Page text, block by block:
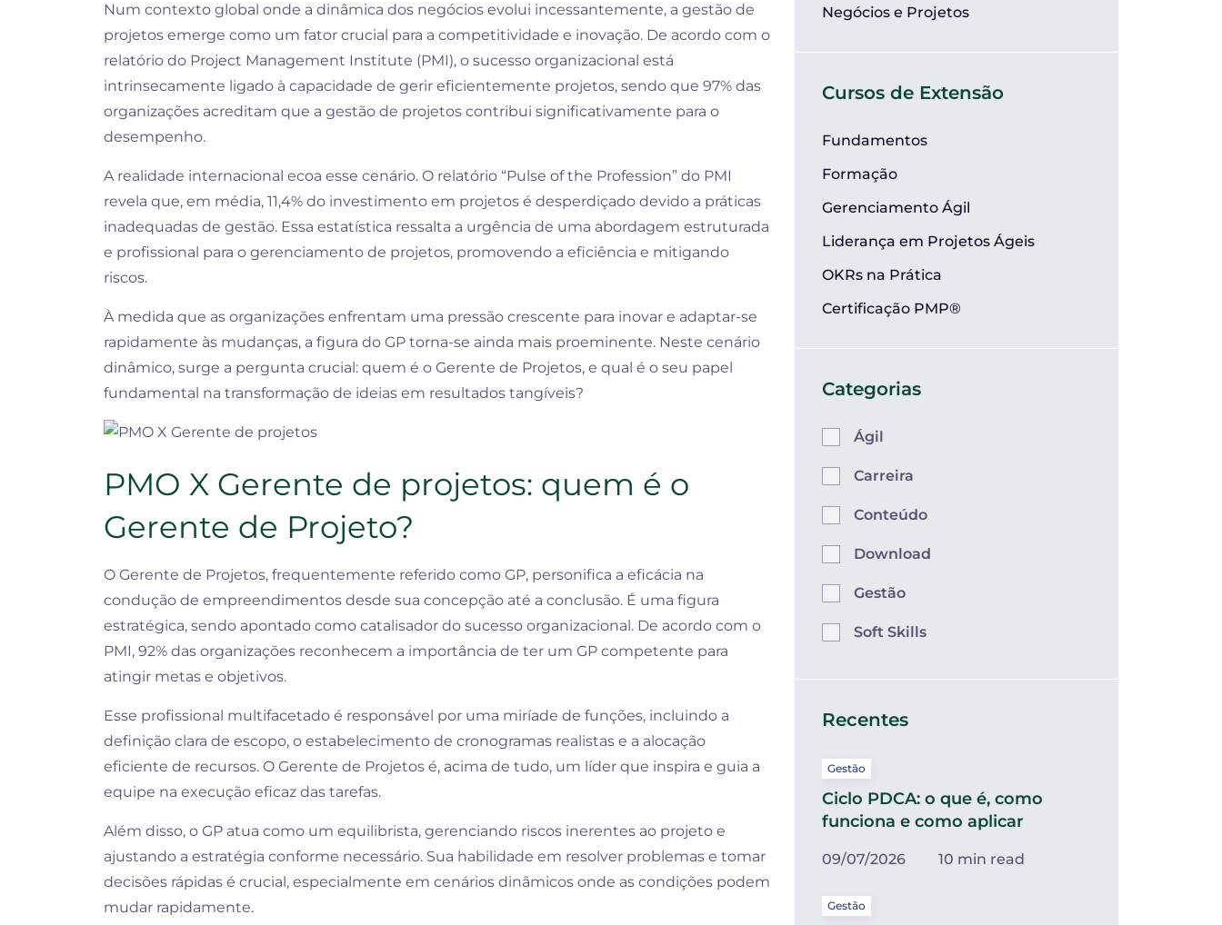
Num contexto global onde a dinâmica dos negócios evolui incessantemente, a gestão de
projetos emerge como um fator crucial para a competitividade e inovação. De acordo com o
relatório do Project Management Institute (PMI), o sucesso organizacional está
intrinsecamente ligado à capacidade de gerir eficientemente projetos, sendo que 97% das
organizações acreditam que a gestão de projetos contribui significativamente para o
desempenho.
A realidade internacional ecoa esse cenário. O relatório “Pulse of the Profession” do PMI
revela que, em média, 11,4% do investimento em projetos é desperdiçado devido a práticas
inadequadas de gestão. Essa estatística ressalta a urgência de uma abordagem estruturada
e profissional para o gerenciamento de projetos, promovendo a eficiência e mitigando
riscos.
À medida que as organizações enfrentam uma pressão crescente para inovar e adaptar-se
rapidamente às mudanças, a figura do GP torna-se ainda mais proeminente. Neste cenário
dinâmico, surge a pergunta crucial: quem é o Gerente de Projetos, e qual é o seu papel
fundamental na transformação de ideias em resultados tangíveis?
PMO X Gerente de projetos: quem é o
Gerente de Projeto?
O Gerente de Projetos, frequentemente referido como GP, personifica a eficácia na
condução de empreendimentos desde sua concepção até a conclusão. É uma figura
estratégica, sendo apontado como catalisador do sucesso organizacional. De acordo com o
PMI, 92% das organizações reconhecem a importância de ter um GP competente para
atingir metas e objetivos.
Esse profissional multifacetado é responsável por uma miríade de funções, incluindo a
definição clara de escopo, o estabelecimento de cronogramas realistas e a alocação
eficiente de recursos. O Gerente de Projetos é, acima de tudo, um líder que inspira e guia a
equipe na execução eficaz das tarefas.
Além disso, o GP atua como um equilibrista, gerenciando riscos inerentes ao projeto e
ajustando a estratégia conforme necessário. Sua habilidade em resolver problemas e tomar
decisões rápidas é crucial, especialmente em cenários dinâmicos onde as condições podem
mudar rapidamente.
Negócios e Projetos
Cursos de Extensão
Fundamentos
Formação
Gerenciamento Ágil
Liderança em Projetos Ágeis
OKRs na Prática
Certificação PMP®
Categorias
Ágil
Carreira
Conteúdo
Download
Gestão
Soft Skills
Recentes
Gestão
Ciclo PDCA: o que é, como
funciona e como aplicar
09/07/2026 10 min read
Gestão